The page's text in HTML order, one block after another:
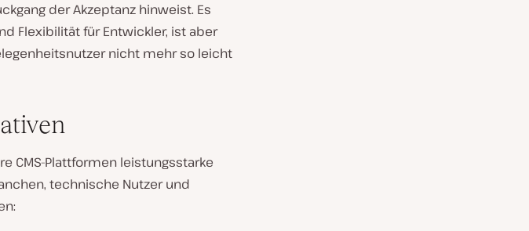
der Akzeptanz hinweist. Es
Flexibilität für Entwickler, ist aber
nicht mehr so leicht
CMS-Plattformen leistungsstarke
technische Nutzer und